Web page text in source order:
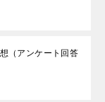
（アンケート回答